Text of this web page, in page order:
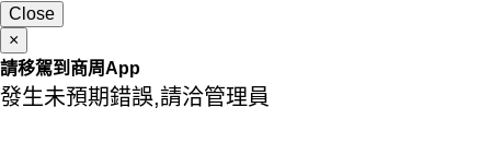
Close
×
請移駕到商周App
發生未預期錯誤,請洽管理員